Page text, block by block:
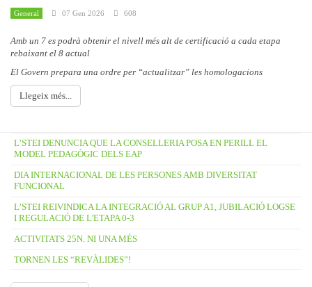
General 07 Gen 2026 608
Amb un 7 es podrà obtenir el nivell més alt de certificació a cada etapa
rebaixant el 8 actual
El Govern prepara una ordre per “actualitzar” les homologacions
Llegeix més...
L’STEI DENUNCIA QUE LA CONSELLERIA POSA EN PERILL EL
MODEL PEDAGÒGIC DELS EAP
DIA INTERNACIONAL DE LES PERSONES AMB DIVERSITAT
FUNCIONAL
L’STEI REIVINDICA LA INTEGRACIÓ AL GRUP A1, JUBILACIÓ LOGSE
I REGULACIÓ DE L'ETAPA 0-3
ACTIVITATS 25N. NI UNA MÉS
TORNEN LES “REVÀLIDES”!